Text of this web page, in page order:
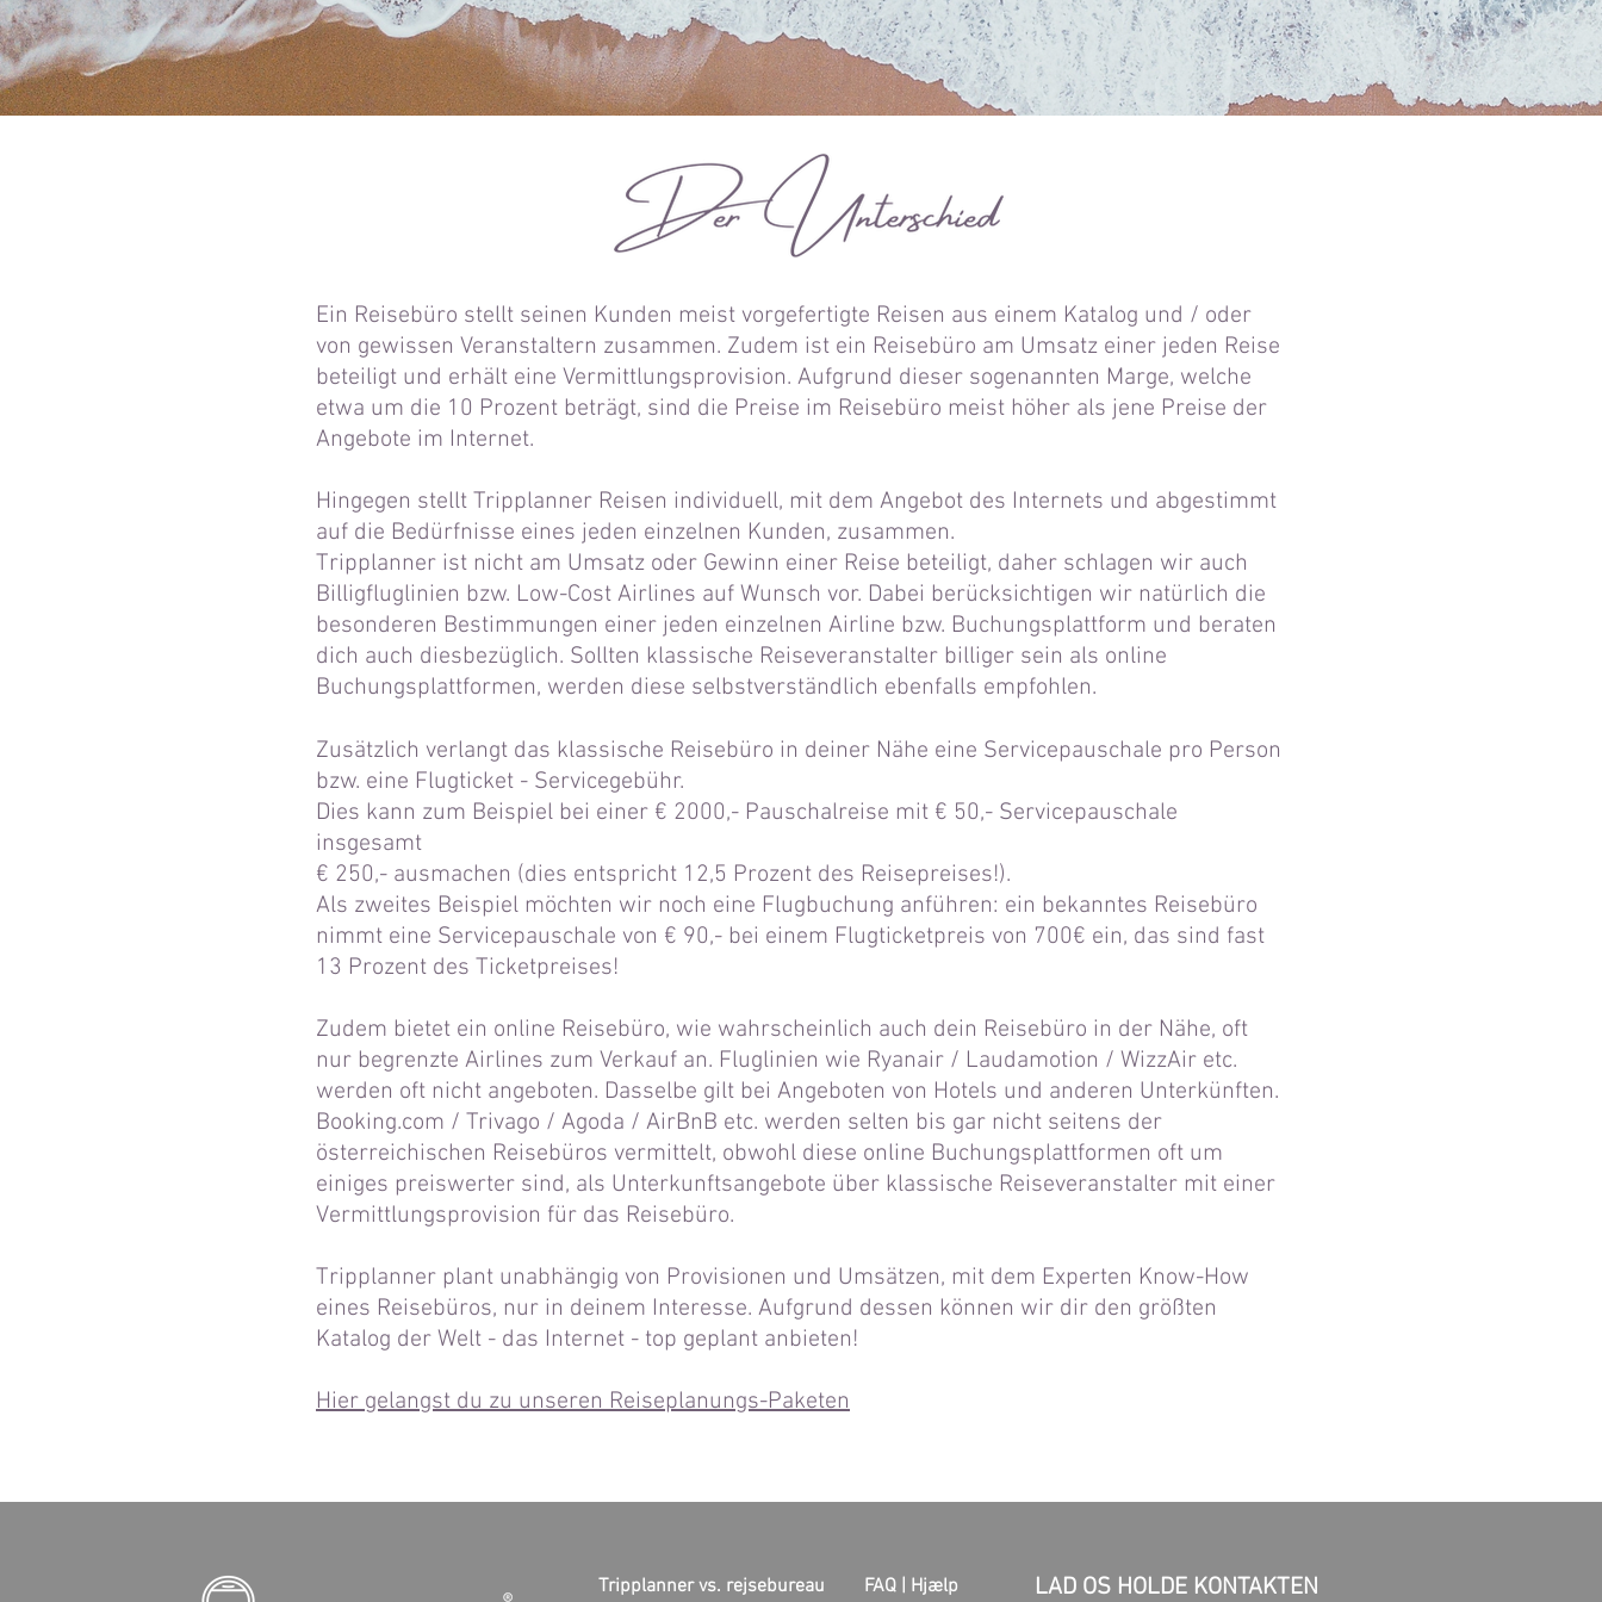
Ein Reisebüro stellt seinen Kunden meist vorgefertigte Reisen aus einem Katalog und / oder
von gewissen Veranstaltern zusammen. Zudem ist ein Reisebüro am Umsatz einer jeden Reise
beteiligt und erhält eine Vermittlungsprovision. Aufgrund dieser sogenannten Marge, welche
etwa um die 10 Prozent beträgt, sind die Preise im Reisebüro meist höher als jene Preise der
Angebote im Internet.
Hingegen stellt Tripplanner Reisen individuell, mit dem Angebot des Internets und abgestimmt
auf die Bedürfnisse eines jeden einzelnen Kunden, zusammen.
Tripplanner ist nicht am Umsatz oder Gewinn einer Reise beteiligt, daher schlagen wir auch
Billigfluglinien bzw. Low-Cost Airlines auf Wunsch vor. Dabei berücksichtigen wir natürlich die
besonderen Bestimmungen einer jeden einzelnen Airline bzw. Buchungsplattform und beraten
dich auch diesbezüglich. Sollten klassische Reiseveranstalter billiger sein als online
Buchungsplattformen, werden diese selbstverständlich ebenfalls empfohlen.
Zusätzlich verlangt das klassische Reisebüro in deiner Nähe eine Servicepauschale pro Person
bzw. eine Flugticket - Servicegebühr.
Dies kann zum Beispiel bei einer € 2000,- Pauschalreise mit € 50,- Servicepauschale
insgesamt
€ 250,- ausmachen (dies entspricht 12,5 Prozent des Reisepreises!).
Als zweites Beispiel möchten wir noch eine Flugbuchung anführen: ein bekanntes Reisebüro
nimmt eine Servicepauschale von € 90,- bei einem Flugticketpreis von 700€ ein, das sind fast
13 Prozent des Ticketpreises!
Zudem bietet ein online Reisebüro, wie wahrscheinlich auch dein Reisebüro in der Nähe, oft
nur begrenzte Airlines zum Verkauf an. Fluglinien wie Ryanair / Laudamotion / WizzAir etc.
werden oft nicht angeboten. Dasselbe gilt bei Angeboten von Hotels und anderen Unterkünften.
Booking.com / Trivago / Agoda / AirBnB etc. werden selten bis gar nicht seitens der
österreichischen Reisebüros vermittelt, obwohl diese online Buchungsplattformen oft um
einiges preiswerter sind, als Unterkunftsangebote über klassische Reiseveranstalter mit einer
Vermittlungsprovision für das Reisebüro.
Tripplanner plant unabhängig von Provisionen und Umsätzen, mit dem Experten Know-How
eines Reisebüros, nur in deinem Interesse. Aufgrund dessen können wir dir den größten
Katalog der Welt - das Internet - top geplant anbieten!
Hier gelangst du zu unseren Reiseplanungs-Paketen
Tripplanner vs. rejsebureau FAQ | Hjælp LAD OS HOLDE KONTAKTEN